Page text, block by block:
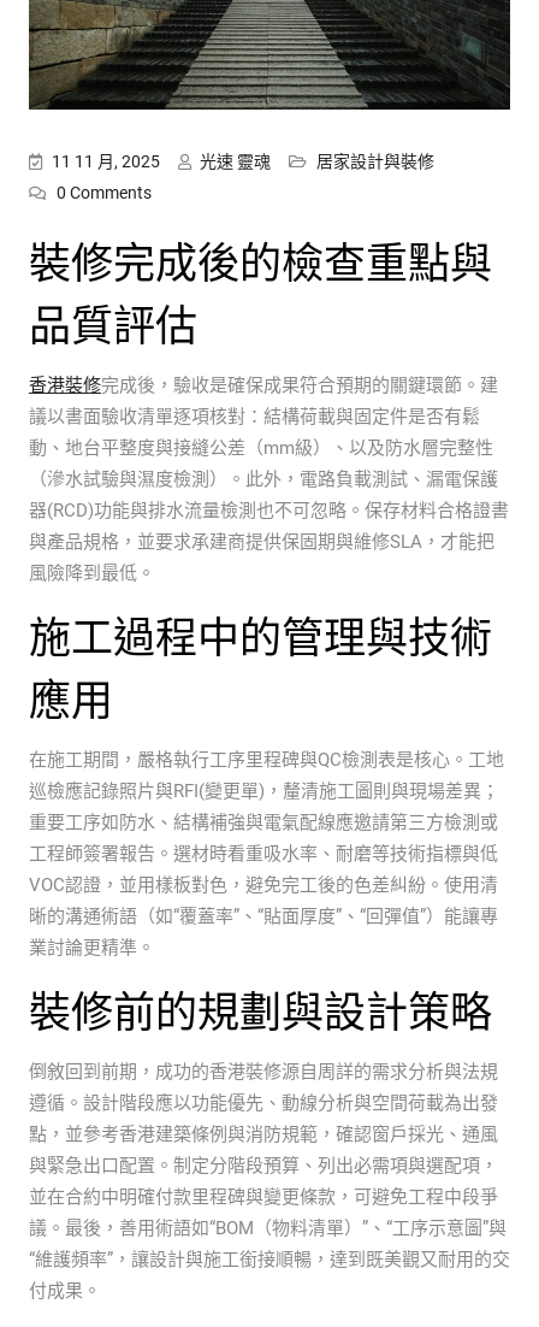
11 11 月, 2025 光速 靈魂
居家設計與裝修
0 Comments
裝修完成後的檢查重點與
品質評估
香港裝修完成後，驗收是確保成果符合預期的關鍵環節。建
議以書面驗收清單逐項核對：結構荷載與固定件是否有鬆
動、地台平整度與接縫公差（mm級）、以及防水層完整性
（滲水試驗與濕度檢測）。此外，電路負載測試、漏電保護
器(RCD)功能與排水流量檢測也不可忽略。保存材料合格證書
與產品規格，並要求承建商提供保固期與維修SLA，才能把
風險降到最低。
施工過程中的管理與技術
應用
在施工期間，嚴格執行工序里程碑與QC檢測表是核心。工地
巡檢應記錄照片與RFI(變更單)，釐清施工圖則與現場差異；
重要工序如防水、結構補強與電氣配線應邀請第三方檢測或
工程師簽署報告。選材時看重吸水率、耐磨等技術指標與低
VOC認證，並用樣板對色，避免完工後的色差糾紛。使用清
晰的溝通術語（如“覆蓋率”、“貼面厚度”、“回彈值”）能讓專
業討論更精準。
裝修前的規劃與設計策略
倒敘回到前期，成功的香港裝修源自周詳的需求分析與法規
遵循。設計階段應以功能優先、動線分析與空間荷載為出發
點，並參考香港建築條例與消防規範，確認窗戶採光、通風
與緊急出口配置。制定分階段預算、列出必需項與選配項，
並在合約中明確付款里程碑與變更條款，可避免工程中段爭
議。最後，善用術語如“BOM（物料清單）”、“工序示意圖”與
“維護頻率”，讓設計與施工銜接順暢，達到既美觀又耐用的交
付成果。